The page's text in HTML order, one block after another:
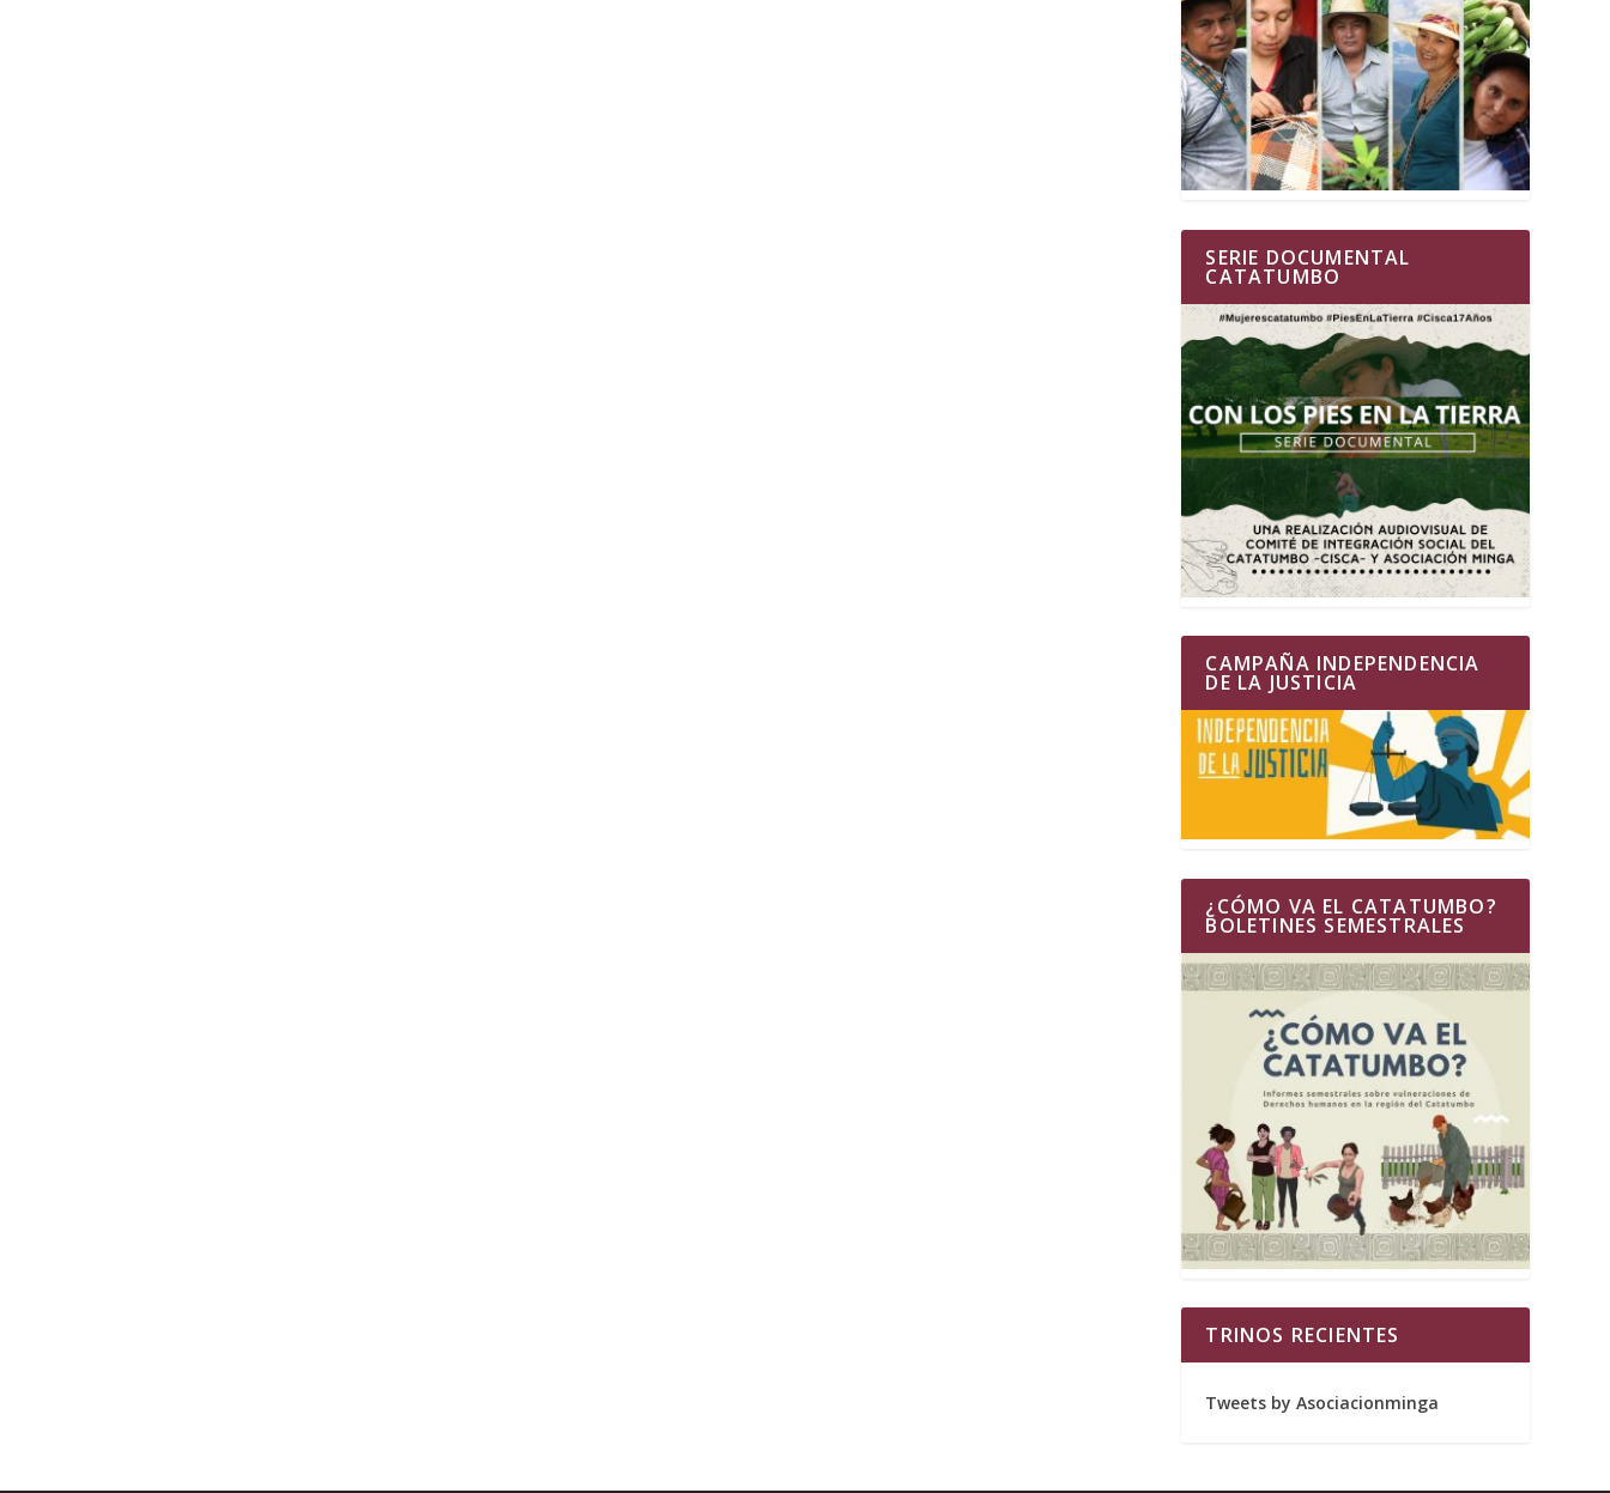
SERIE DOCUMENTAL
CATATUMBO
CAMPAÑA INDEPENDENCIA
DE LA JUSTICIA
¿CÓMO VA EL CATATUMBO?
BOLETINES SEMESTRALES
TRINOS RECIENTES
Tweets by Asociacionminga